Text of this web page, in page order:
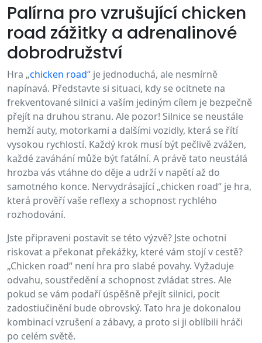
Palírna pro vzrušující chicken
road zážitky a adrenalinové
dobrodružství
Hra „chicken road“ je jednoduchá, ale nesmírně
napínavá. Představte si situaci, kdy se ocitnete na
frekventované silnici a vaším jediným cílem je bezpečně
přejít na druhou stranu. Ale pozor! Silnice se neustále
hemží auty, motorkami a dalšími vozidly, která se řítí
vysokou rychlostí. Každý krok musí být pečlivě zvážen,
každé zaváhání může být fatální. A právě tato neustálá
hrozba vás vtáhne do děje a udrží v napětí až do
samotného konce. Nervydrásající „chicken road“ je hra,
která prověří vaše reflexy a schopnost rychlého
rozhodování.
Jste připraveni postavit se této výzvě? Jste ochotni
riskovat a překonat překážky, které vám stojí v cestě?
„Chicken road“ není hra pro slabé povahy. Vyžaduje
odvahu, soustředění a schopnost zvládat stres. Ale
pokud se vám podaří úspěšně přejít silnici, pocit
zadostiučinění bude obrovský. Tato hra je dokonalou
kombinací vzrušení a zábavy, a proto si ji oblíbili hráči
po celém světě.